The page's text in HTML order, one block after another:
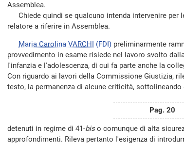
Assemblea.
Chiede quindi se qualcuno intenda intervenire per
relatore a riferire in Assemblea.
Maria Carolina VARCHI (FDI) preliminarmente
provvedimento in esame risiede nel lavoro svolto
l'infanzia e l'adolescenza, di cui fa parte anche la
Con riguardo ai lavori della Commissione Giustizia,
testo, la permanenza di alcune criticità,
Pag. 20
detenuti in regime di 41-biso comunque di alta
approfondimenti. Rileva pertanto l'esigenza di